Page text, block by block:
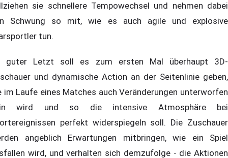
sie schnellere Tempowechsel und nehmen dabei
Schwung so mit, wie es auch agile und explosive
tun.
guter Letzt soll es zum ersten Mal überhaupt 3D-
und dynamische Action an der Seitenlinie geben,
im Laufe eines Matches auch Veränderungen unterworfen
wird und so die intensive Atmosphäre bei
perfekt widerspiegeln soll. Die Zuschauer
angeblich Erwartungen mitbringen, wie ein Spiel
wird, und verhalten sich demzufolge - die Aktionen